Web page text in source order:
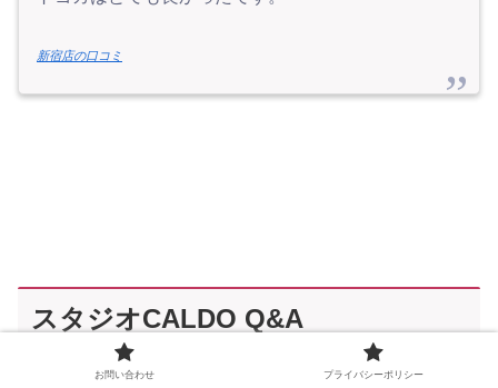
新宿店の口コミ
スタジオCALDO Q&A
お問い合わせ プライバシーポリシー